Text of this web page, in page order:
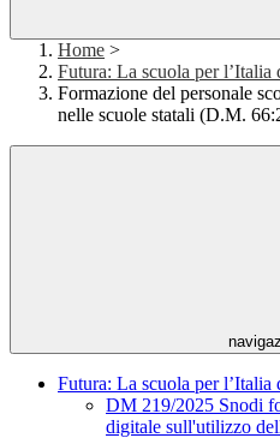
Home >
Futura: La scuola per l’Italia
Formazione del personale
nelle scuole statali (D.M.
Futura: La scuola per l’Italia
DM 219/2025 Snodi
digitale sull'utilizzo